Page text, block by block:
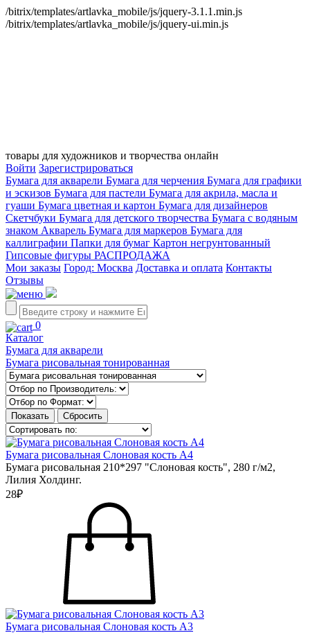
/bitrix/templates/artlavka_mobile/js/jquery-3.1.1.min.js
/bitrix/templates/artlavka_mobile/js/jquery-ui.min.js
товары для художников и творчества онлайн
Войти Зарегистрироваться
Бумага для акварели Бумага для черчения Бумага для графики
и эскизов Бумага для пастели Бумага для акрила, масла и
гуаши Бумага цветная и картон Бумага для дизайнеров
Скетчбуки Бумага для детского творчества Бумага с водяным
знаком Акварель Бумага для маркеров Бумага для
каллиграфии Папки для бумаг Картон негрунтованный
Гипсовые фигуры РАСПРОДАЖА
Мои заказы Город: Москва Доставка и оплата Контакты
Отзывы
0
Каталог
Бумага для акварели
Бумага рисовальная тонированная
Бумага рисовальная Слоновая кость А4
Бумага рисовальная 210*297 "Слоновая кость", 280 г/м2,
Лилия Холдинг.
28₽
Бумага рисовальная Слоновая кость А3